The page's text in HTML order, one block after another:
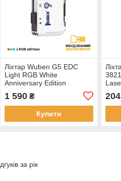
Ліхтар Wuben G5 EDC
Light RGB White
Anniversary Edition
1 590₴
Купити
204
за рік